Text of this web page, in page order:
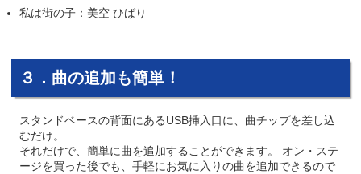
私は街の子：美空 ひばり
３．曲の追加も簡単！
スタンドベースの背面にあるUSB挿入口に、曲チップを差し込
むだけ。
それだけで、簡単に曲を追加することができます。 オン・ステ
ージを買った後でも、手軽にお気に入りの曲を追加できるので